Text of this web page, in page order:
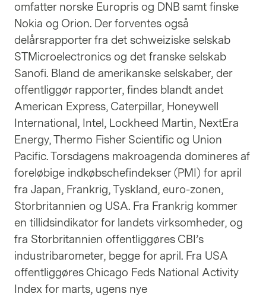
omfatter norske Europris og DNB samt finske
Nokia og Orion. Der forventes også
delårsrapporter fra det schweiziske selskab
STMicroelectronics og det franske selskab
Sanofi. Bland de amerikanske selskaber, der
offentliggør rapporter, findes blandt andet
American Express, Caterpillar, Honeywell
International, Intel, Lockheed Martin, NextEra
Energy, Thermo Fisher Scientific og Union
Pacific. Torsdagens makroagenda domineres af
foreløbige indkøbschefindekser (PMI) for april
fra Japan, Frankrig, Tyskland, euro-zonen,
Storbritannien og USA. Fra Frankrig kommer
en tillidsindikator for landets virksomheder, og
fra Storbritannien offentliggøres CBI’s
industribarometer, begge for april. Fra USA
offentliggøres Chicago Feds National Activity
Index for marts, ugens nye